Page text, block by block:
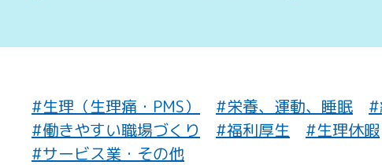
#生理（生理痛・PMS） #栄養、運動、睡眠
#
#働きやすい職場づくり
#福利厚生 #生理休暇
#サービス業・その他